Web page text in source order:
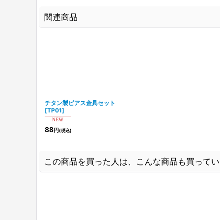
関連商品
チタン製ピアス金具セット
[TP01]
88円(税込)
この商品を買った人は、こんな商品も買って